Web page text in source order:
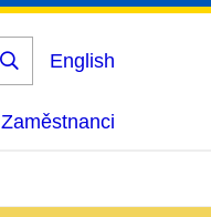
Vyhledat
English
Zaměstnanci